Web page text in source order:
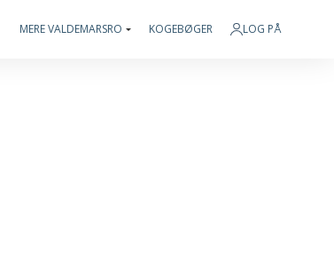
MERE VALDEMARSRO KOGEBØGER LOG PÅ